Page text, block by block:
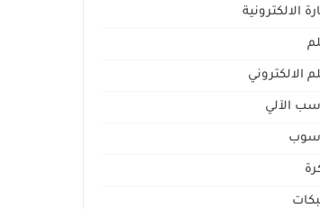
الالكترونية
الالكتروني
الآلي